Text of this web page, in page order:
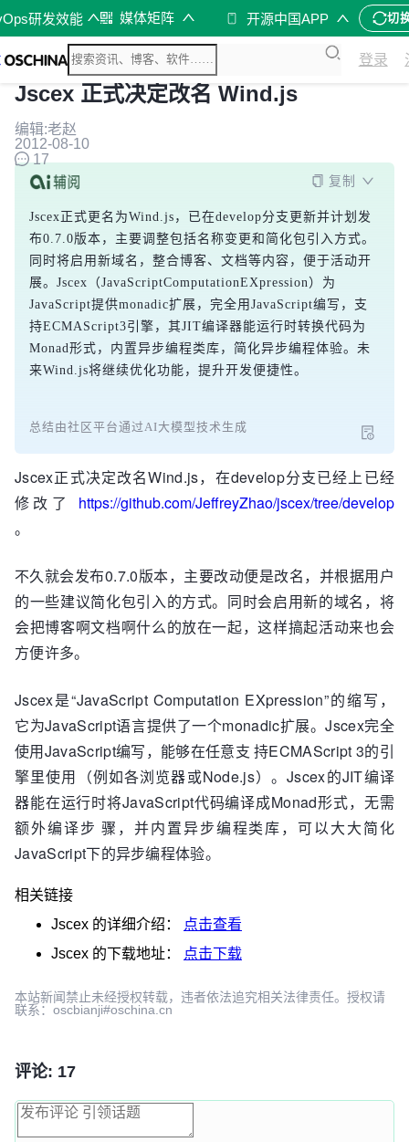
研发效能 媒体矩阵 开源中国APP 切
登录
Jscex 正式决定改名 Wind.js
编辑:老赵
2012-08-10
17
复制
Jscex正式更名为Wind.js，已在develop分支更新并计划发
布0.7.0版本，主要调整包括名称变更和简化包引入方式。
同时将启用新域名，整合博客、文档等内容，便于活动开
展。Jscex（JavaScriptComputationEXpression）为
JavaScript提供monadic扩展，完全用JavaScript编写，支
持ECMAScript3引擎，其JIT编译器能运行时转换代码为
Monad形式，内置异步编程类库，简化异步编程体验。未
来Wind.js将继续优化功能，提升开发便捷性。
总结由社区平台通过AI大模型技术生成
Jscex正式决定改名Wind.js，在develop分支已经上已经
修改了 https://github.com/JeffreyZhao/jscex/tree/develop
。
不久就会发布0.7.0版本，主要改动便是改名，并根据用户
的一些建议简化包引入的方式。同时会启用新的域名，将
会把博客啊文档啊什么的放在一起，这样搞起活动来也会
方便许多。
Jscex是“JavaScript Computation EXpression”的缩写，
它为JavaScript语言提供了一个monadic扩展。Jscex完全
使用JavaScript编写，能够在任意支 持ECMAScript 3的引
擎里使用（例如各浏览器或Node.js）。Jscex的JIT编译
器能在运行时将JavaScript代码编译成Monad形式，无需
额外编译步 骤，并内置异步编程类库，可以大大简化
JavaScript下的异步编程体验。
相关链接
Jscex 的详细介绍：
点击查看
Jscex 的下载地址： 点击下载
本站新闻禁止未经授权转载，违者依法追究相关法律责任。授权请
联系：oscbianji#oschina.cn
评论: 17